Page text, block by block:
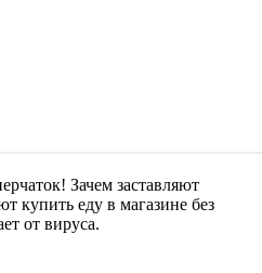
Зачем заставляют
купить еду в магазине без
от вируса.